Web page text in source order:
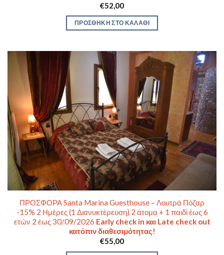
€52,00
ΠΡΟΣΘΉΚΗ ΣΤΟ ΚΑΛΆΘΙ
ΠΡΟΣΦΟΡΑ Santa Marina Guesthouse – Λουτρά Πόζαρ
-15% 2 Ημέρες (1 Διανυκτέρευση) 2 άτομα + 1 παιδί έως 6
ετών 2 έως 30/09/2026 Early check in και Late check out
κατόπιν διαθεσιμότητας!
€55,00